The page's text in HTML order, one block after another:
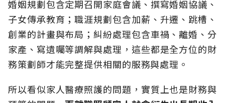
婚姻規劃包含定期召開家庭會議、撰寫婚姻協議、
子女傳承教育；職涯規劃包含加薪、升遷、跳槽、
創業的計畫與布局；糾紛處理包含車禍、離婚、分
家產、寫遺囑等調解與處理，這些都是全方位的財
務策劃師才能完整提供相關的服務與處理。
所以看似家人醫療照護的問題，實質上也是財務與